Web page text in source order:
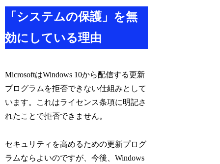
「システムの保護」を無
効にしている理由
MicrosoftはWindows 10から配信する更新
プログラムを拒否できない仕組みとして
います。これはライセンス条項に明記さ
れたことで拒否できません。
セキュリティを高めるための更新プログ
ラムならよいのですが、今後、Windows